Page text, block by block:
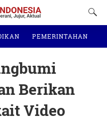
PEMERINTAHAN
Berikan
Video